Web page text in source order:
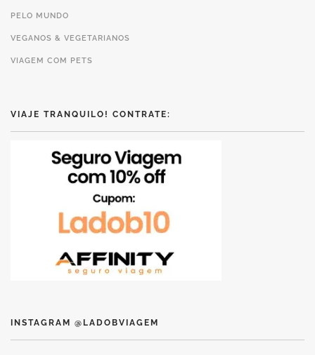
PELO MUNDO
VEGANOS & VEGETARIANOS
VIAGEM COM PETS
VIAJE TRANQUILO! CONTRATE:
INSTAGRAM @LADOBVIAGEM